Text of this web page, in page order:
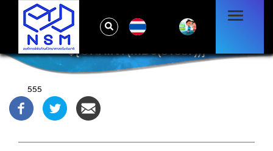
${@PRINT(MD5(31337))}
555